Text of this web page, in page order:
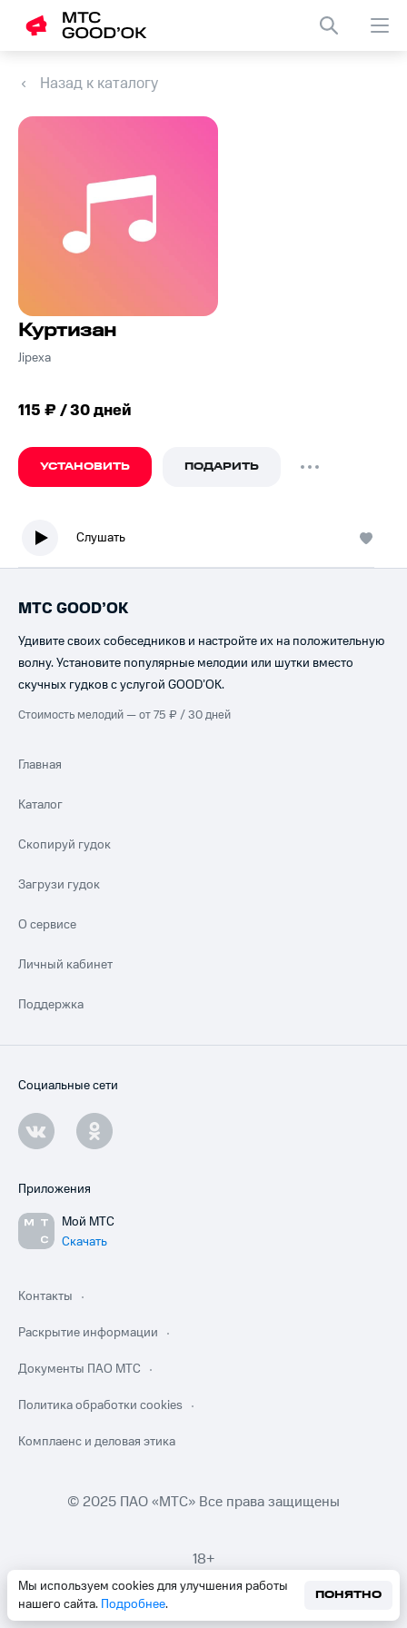
Назад к каталогу
Куртизан
Jipexa
115 ₽ / 30 дней
УСТАНОВИТЬ ПОДАРИТЬ
Слушать
Мы используем cookies для улучшения работы
нашего сайта. Подробнее.
ПОНЯТНО
МТС GOOD’OK
Удивите своих собеседников и настройте их на положительную
волну. Установите популярные мелодии или шутки вместо
скучных гудков с услугой GOOD’OK.
Стоимость мелодий — от 75 ₽ / 30 дней
Главная
Каталог
Скопируй гудок
Загрузи гудок
О сервисе
Личный кабинет
Поддержка
Социальные сети
Приложения
Мой МТС
Скачать
Контакты
Раскрытие информации
Документы ПАО МТС
Политика обработки cookies
Комплаенс и деловая этика
© 2025 ПАО «МТС» Все права защищены
18+